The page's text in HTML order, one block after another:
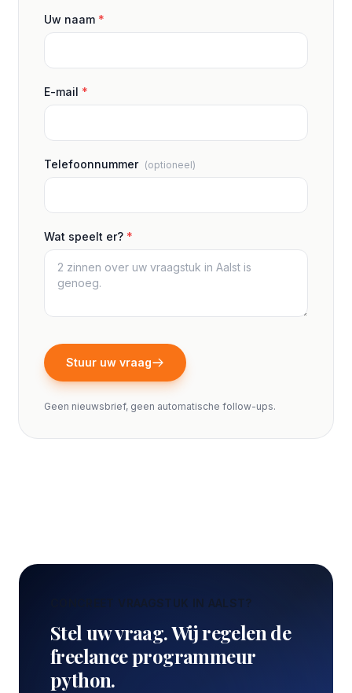
Uw naam *
E-mail *
Telefoonnummer (optioneel)
Wat speelt er? *
Stuur uw vraag
Geen nieuwsbrief, geen automatische follow-ups.
CONCREET VRAAGSTUK IN AALST?
Stel uw vraag. Wij regelen de
freelance programmeur
python.